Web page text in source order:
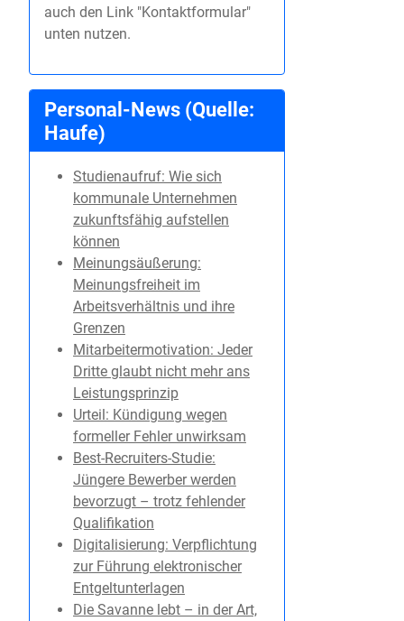
auch den Link "Kontaktformular"
unten nutzen.
Personal-News (Quelle:
Haufe)
Studienaufruf: Wie sich
kommunale Unternehmen
zukunftsfähig aufstellen
können
Meinungsäußerung:
Meinungsfreiheit im
Arbeitsverhältnis und ihre
Grenzen
Mitarbeitermotivation: Jeder
Dritte glaubt nicht mehr ans
Leistungsprinzip
Urteil: Kündigung wegen
formeller Fehler unwirksam
Best-Recruiters-Studie:
Jüngere Bewerber werden
bevorzugt – trotz fehlender
Qualifikation
Digitalisierung: Verpflichtung
zur Führung elektronischer
Entgeltunterlagen
Die Savanne lebt – in der Art,